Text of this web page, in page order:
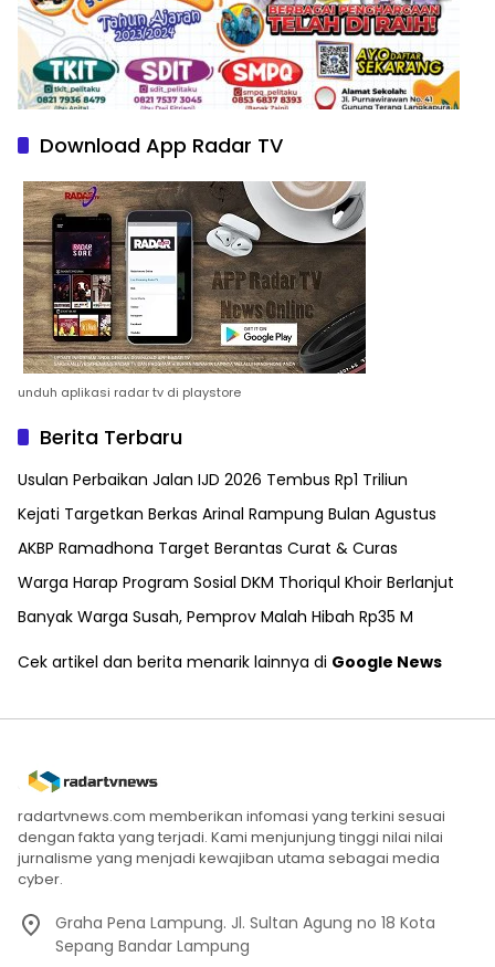
Download App Radar TV
unduh aplikasi radar tv di playstore
Berita Terbaru
Usulan Perbaikan Jalan IJD 2026 Tembus Rp1 Triliun
Kejati Targetkan Berkas Arinal Rampung Bulan Agustus
AKBP Ramadhona Target Berantas Curat & Curas
Warga Harap Program Sosial DKM Thoriqul Khoir Berlanjut
Banyak Warga Susah, Pemprov Malah Hibah Rp35 M
Cek artikel dan berita menarik lainnya di Google News
radartvnews.com memberikan infomasi yang terkini sesuai
dengan fakta yang terjadi. Kami menjunjung tinggi nilai nilai
jurnalisme yang menjadi kewajiban utama sebagai media
cyber.
Graha Pena Lampung. Jl. Sultan Agung no 18 Kota
Sepang Bandar Lampung